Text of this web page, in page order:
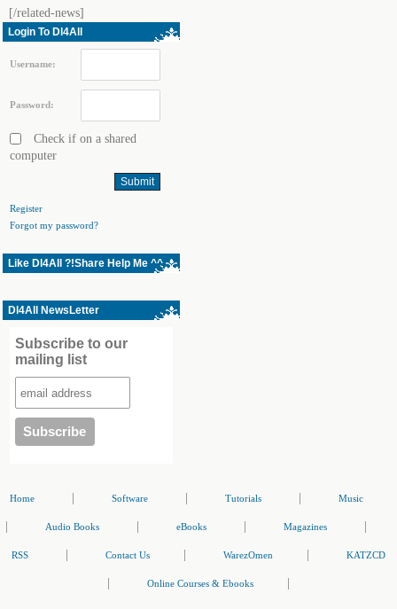
[/related-news]
Login To Dl4All
Username:
Password:
Check if on a shared
computer
Register
Forgot my password?
Like Dl4All ?!Share Help Me ^^
Dl4All NewsLetter
Subscribe to our
mailing list
Home Software Tutorials Music
Audio Books eBooks Magazines
RSS Contact Us WarezOmen KATZCD
Online Courses & Ebooks